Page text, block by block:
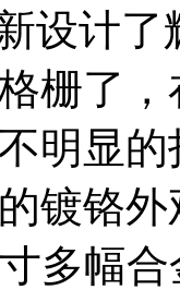
设计
栅了
明显
镀铬
多幅